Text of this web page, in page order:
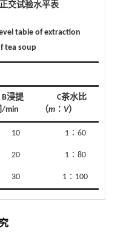
交试验水平表
table of extraction
tea soup
B浸提
/min
C茶水比
（m∶ V）
10 1∶60
20 1∶80
30 1∶100